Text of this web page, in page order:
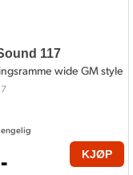
117
wide GM style
KJØP